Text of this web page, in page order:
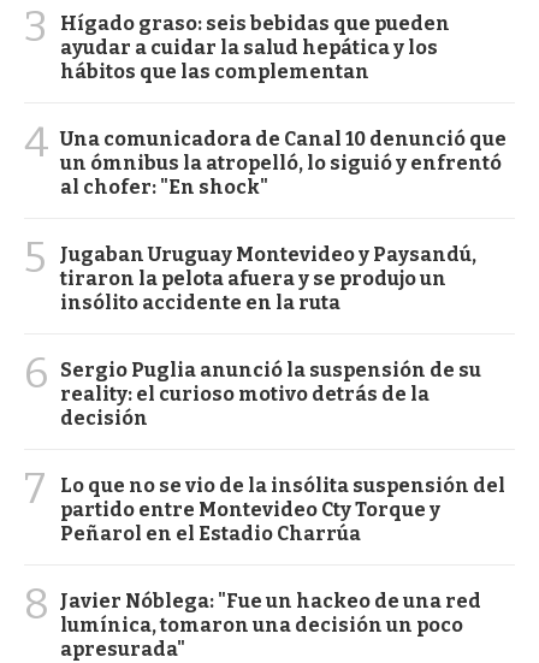
3
Hígado graso: seis bebidas que pueden
ayudar a cuidar la salud hepática y los
hábitos que las complementan
4 Una comunicadora de Canal 10 denunció que
un ómnibus la atropelló, lo siguió y enfrentó
al chofer: "En shock"
5
Jugaban Uruguay Montevideo y Paysandú,
tiraron la pelota afuera y se produjo un
insólito accidente en la ruta
6
Sergio Puglia anunció la suspensión de su
reality: el curioso motivo detrás de la
decisión
7
Lo que no se vio de la insólita suspensión del
partido entre Montevideo Cty Torque y
Peñarol en el Estadio Charrúa
8
Javier Nóblega: "Fue un hackeo de una red
lumínica, tomaron una decisión un poco
apresurada"